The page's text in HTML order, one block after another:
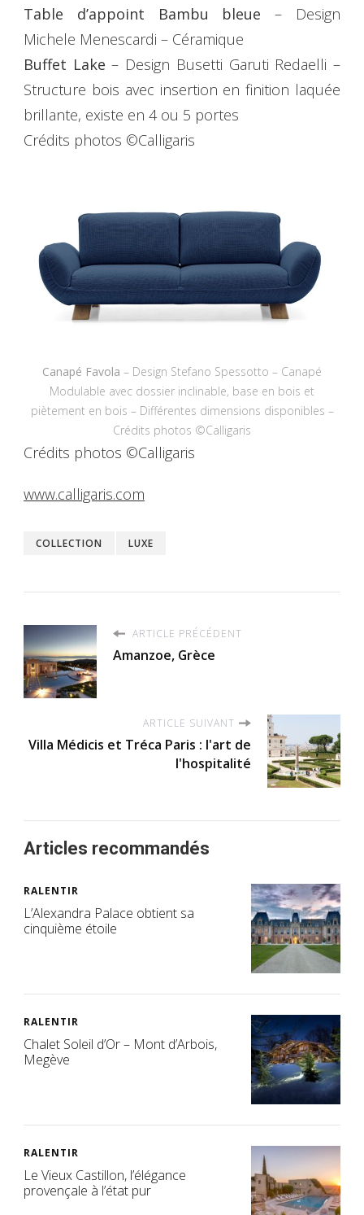
Table d’appoint Bambu bleue– Design
Michele Menescardi – Céramique
Buffet Lake – Design Busetti Garuti Redaelli –
Structure bois avec insertion en finition laquée
brillante, existe en 4 ou 5 portes
Crédits photos ©Calligaris
Canapé Favola – Design Stefano Spessotto – Canapé
Modulable avec dossier inclinable, base en bois et
piètement en bois – Différentes dimensions disponibles –
Crédits photos ©Calligaris
Crédits photos ©Calligaris
www.calligaris.com
COLLECTION LUXE
ARTICLE PRÉCÉDENT
Amanzoe, Grèce
ARTICLE SUIVANT
Villa Médicis et Tréca Paris : l'art de
l'hospitalité
Articles recommandés
RALENTIR
L’Alexandra Palace obtient sa
cinquième étoile
RALENTIR
Chalet Soleil d’Or – Mont d’Arbois,
Megève
RALENTIR
Le Vieux Castillon, l’élégance
provençale à l’état pur